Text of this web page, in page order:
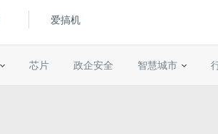
爱搞机
芯片 政企安全 智慧城市